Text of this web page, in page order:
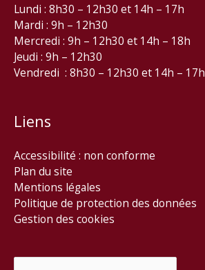
Lundi : 8h30 – 12h30 et 14h – 17h
Mardi : 9h – 12h30
Mercredi : 9h – 12h30 et 14h – 18h
Jeudi : 9h – 12h30
Vendredi : 8h30 – 12h30 et 14h – 17h
Liens
Accessibilité : non conforme
Plan du site
Mentions légales
Politique de protection des données
Gestion des cookies